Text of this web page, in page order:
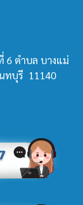
6 ตำบล บางแม่
ทบุรี 11140